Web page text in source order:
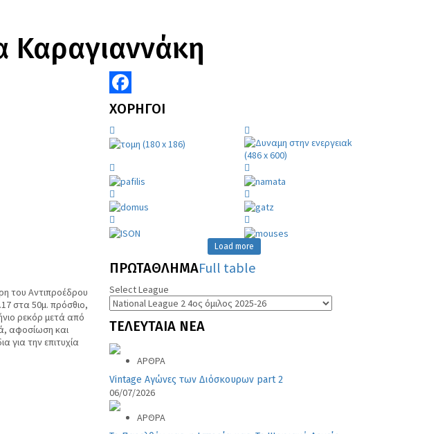
Καραγιαννάκη
του Αντιπροέδρου
στα 50μ. πρόσθιο,
ρεκόρ μετά από
αφοσίωση και
για την επιτυχία
Facebook
ΧΟΡΗΓΟΙ
Load more
ΠΡΩΤΑΘΛΗΜΑFull table
Select League
ΤΕΛΕΥΤΑΙΑ ΝΕΑ
ΑΡΘΡΑ
Vintage Αγώνες των Διόσκουρων part 2
06/07/2026
ΑΡΘΡΑ